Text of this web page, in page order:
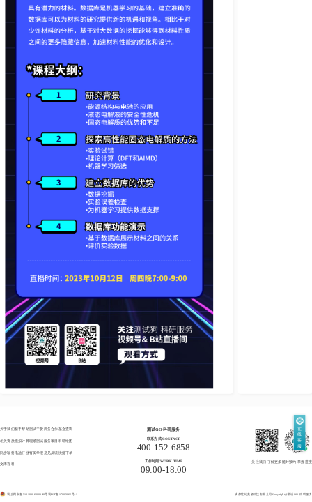
关于我们新手帮助测试干货商务合作基金查询
相关资质模拟计算现场测试服务项目 科研绘图
同步辐射电池行业有奖举报 意见反馈快捷下单
文库百科
测试GO·科研服务
联系方式/CONTACT
400-152-6858
工作时间/WORK TIME
09:00-18:00
关注我们 了解更多随时预约 掌握进度
蜀公网安备51010602000648号蜀ICP备17005822号-1 成都世纪美扬科技有限公司Copyright@测试GO·科研服务
在
线
客
服